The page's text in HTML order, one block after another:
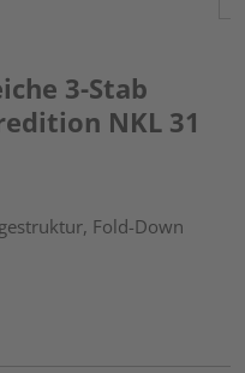
3-Stab
NKL 31
Fold-Down